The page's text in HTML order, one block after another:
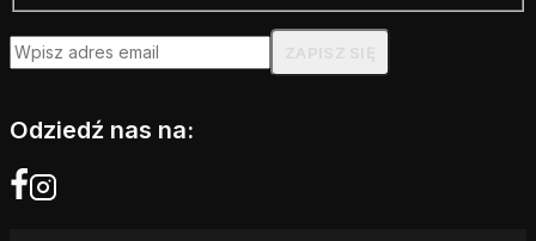
Odziedź nas na: